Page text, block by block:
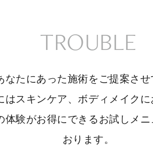
TROUBLE
なたにあった施術をご提案さ
はスキンケア、ボディメイク
体験がお得にできるお試しメ
おります。